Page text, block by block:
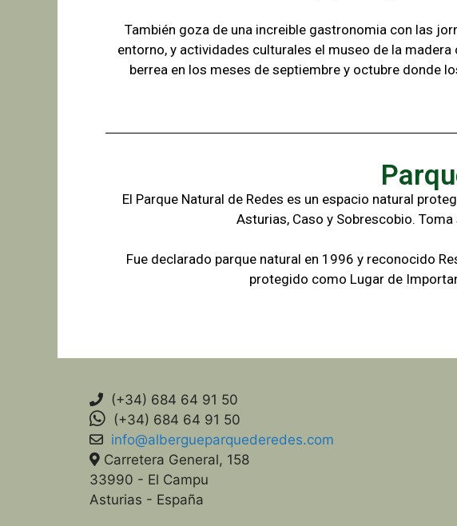
También goza de una increible gastronomia con las
entorno, y actividades culturales el museo de la madera
berrea en los meses de septiembre y octubre donde
El Parque Natural de Redes es un espacio natural
Asturias, Caso y Sobrescobio.
Fue declarado parque natural en 1996 y reconocido
protegido como Lugar de
(+34) 684 64 91 50
(+34) 684 64 91 50
info@albergueparquederedes.com
Carretera General, 158
33990 - El Campu
Asturias - España